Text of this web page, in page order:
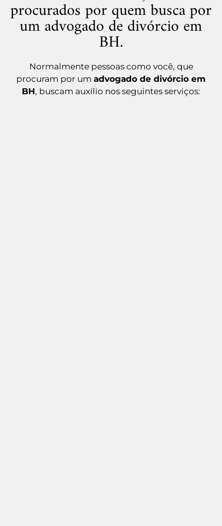
procurados por quem busca por
um advogado de divórcio em
BH.
Normalmente pessoas como você, que
procuram por um advogado de divórcio em
BH, buscam auxílio nos seguintes serviços: